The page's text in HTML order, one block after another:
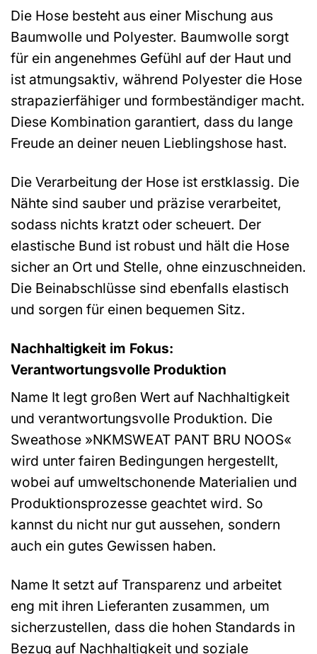
Die Hose besteht aus einer Mischung aus
Baumwolle und Polyester. Baumwolle sorgt
für ein angenehmes Gefühl auf der Haut und
ist atmungsaktiv, während Polyester die Hose
strapazierfähiger und formbeständiger macht.
Diese Kombination garantiert, dass du lange
Freude an deiner neuen Lieblingshose hast.
Die Verarbeitung der Hose ist erstklassig. Die
Nähte sind sauber und präzise verarbeitet,
sodass nichts kratzt oder scheuert. Der
elastische Bund ist robust und hält die Hose
sicher an Ort und Stelle, ohne einzuschneiden.
Die Beinabschlüsse sind ebenfalls elastisch
und sorgen für einen bequemen Sitz.
Nachhaltigkeit im Fokus:
Verantwortungsvolle Produktion
Name It legt großen Wert auf Nachhaltigkeit
und verantwortungsvolle Produktion. Die
Sweathose »NKMSWEAT PANT BRU NOOS«
wird unter fairen Bedingungen hergestellt,
wobei auf umweltschonende Materialien und
Produktionsprozesse geachtet wird. So
kannst du nicht nur gut aussehen, sondern
auch ein gutes Gewissen haben.
Name It setzt auf Transparenz und arbeitet
eng mit ihren Lieferanten zusammen, um
sicherzustellen, dass die hohen Standards in
Bezug auf Nachhaltigkeit und soziale